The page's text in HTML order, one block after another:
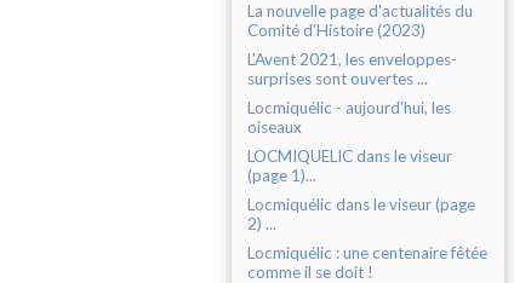
La nouvelle page d'actualités du
Comité d'Histoire (2023)
L'Avent 2021, les enveloppes-
surprises sont ouvertes ...
Locmiquélic - aujourd'hui, les
oiseaux
LOCMIQUELIC dans le viseur
(page 1)...
Locmiquélic dans le viseur (page
2) ...
Locmiquélic : une centenaire fêtée
comme il se doit !